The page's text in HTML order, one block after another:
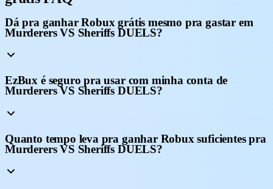
Dá pra ganhar Robux grátis mesmo pra gastar em
Murderers VS Sheriffs DUELS?
EzBux é seguro pra usar com minha conta de
Murderers VS Sheriffs DUELS?
Quanto tempo leva pra ganhar Robux suficientes pra
Murderers VS Sheriffs DUELS?